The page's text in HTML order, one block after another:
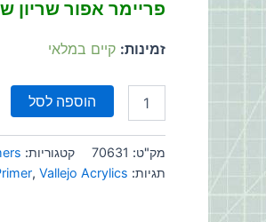
פריימר אפור שריון
זמינות: קיים במלאי
הוספה לסל
מק"ט: 70631 קטגוריות:
תגיות:
, Vallejo Acrylics